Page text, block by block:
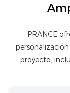
PRANCE
proyecto,